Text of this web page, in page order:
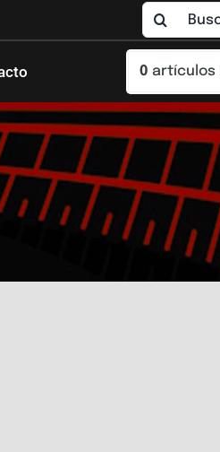
Buscar:
0 artículos